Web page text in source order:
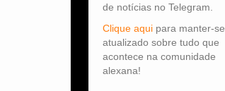
de notícias no Telegram.
Clique aquipara manter-se
atualizado sobre tudo que
acontece na comunidade
alexana!